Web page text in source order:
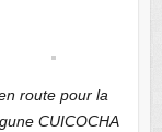
route pour la
CUICOCHA